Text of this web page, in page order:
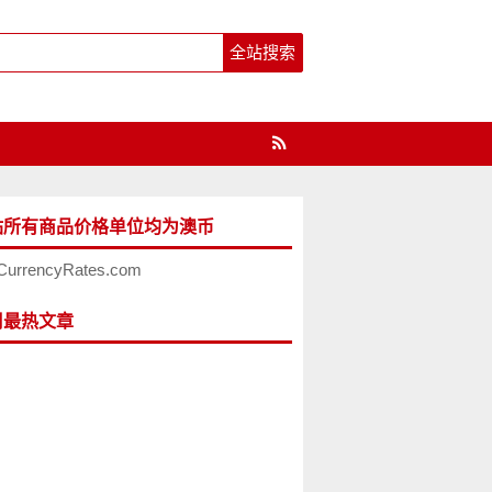
有商品价格单位均为澳币
热文章